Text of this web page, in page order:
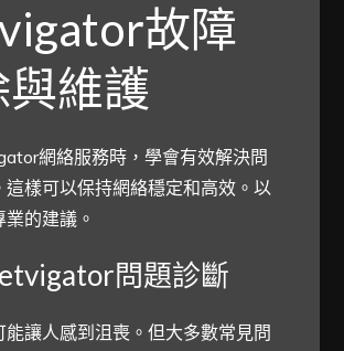
故障
維護
網絡服務時，學會有效解決問
這樣可以保持網絡穩定和高效。以
的建議。
問題診斷
能讓人感到沮喪。但大多數常見問